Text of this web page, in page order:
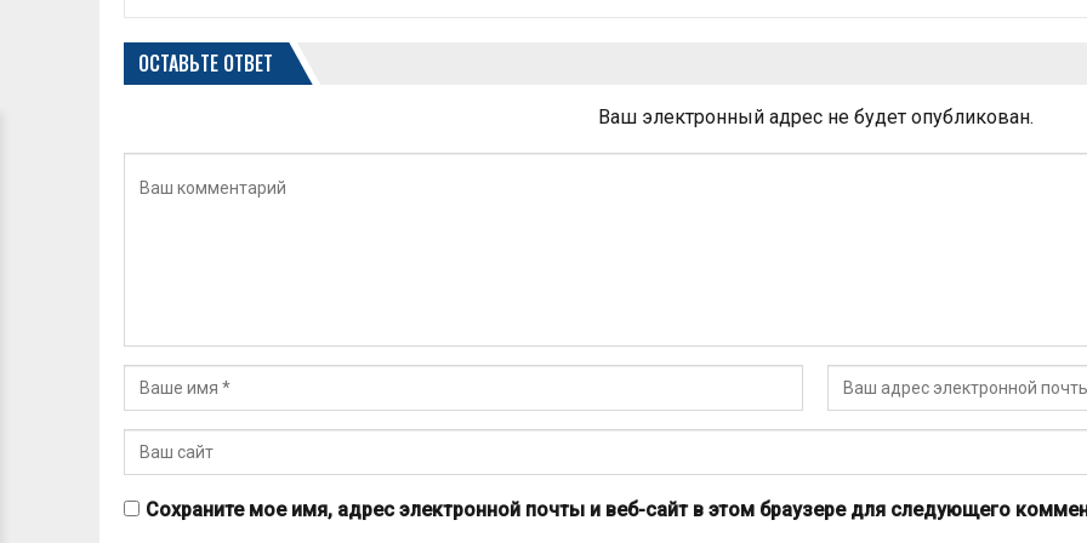
ОСТАВЬТЕ ОТВЕТ
Ваш электронный адрес не будет опубликован.
Сохраните мое имя, адрес электронной почты и веб-сайт в этом браузере для следующего